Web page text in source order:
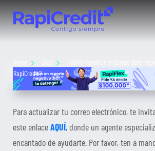
RapiCredit?
Para actualizar tu correo electrónico, te
este enlaceAQUÍ, donde un agente
encantado de ayudarte. Por favor, ten a